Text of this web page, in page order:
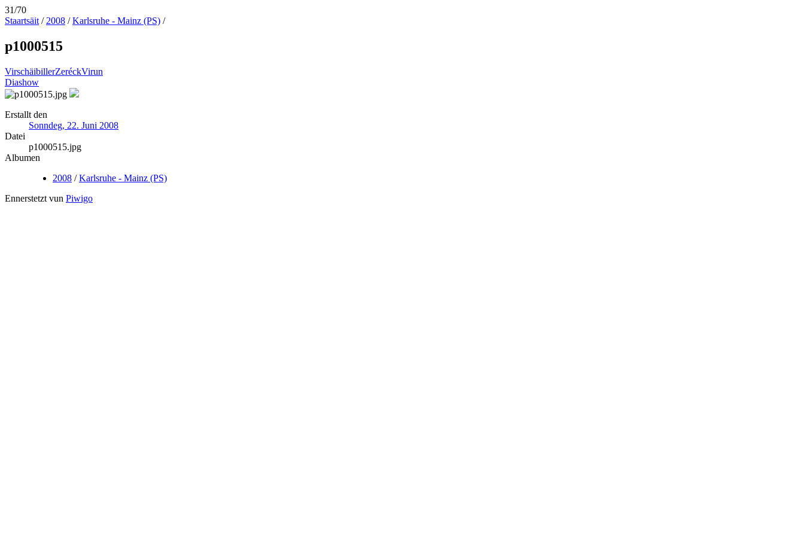
31/70
Staartsäit / 2008 /Karlsruhe - Mainz (PS) /
p1000515
VirschäibillerZeréckVirun
Diashow
Erstallt den
Sonndeg, 22. Juni 2008
Datei
p1000515.jpg
Albumen
2008 /Karlsruhe - Mainz (PS)
Ennerstetzt vun Piwigo